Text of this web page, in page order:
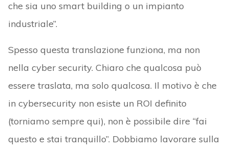
che sia uno smart building o un impianto
industriale”.
Spesso questa translazione funziona, ma non
nella cyber security. Chiaro che qualcosa può
essere traslata, ma solo qualcosa. Il motivo è che
in cybersecurity non esiste un ROI definito
(torniamo sempre qui), non è possibile dire “fai
questo e stai tranquillo”. Dobbiamo lavorare sulla